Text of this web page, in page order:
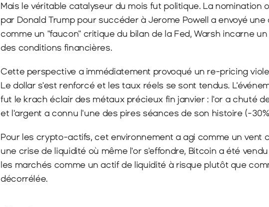
Mais le véritable catalyseur du mois fut politique. La nomination
par Donald Trump pour succéder à Jerome Powell a envoyé
comme un "faucon" critique du bilan de la Fed, Warsh incarne
des conditions financières.
Cette perspective a immédiatement provoqué un re-pricing
Le dollar s'est renforcé et les taux réels se sont tendus.
fut le krach éclair des métaux précieux fin janvier : l'or a chuté
et l'argent a connu l'une des pires séances de son histoire (-
Pour les crypto-actifs, cet environnement a agi comme un vent
une crise de liquidité où même l'or s'effondre, Bitcoin a été
les marchés comme un actif de liquidité à risque plutôt que
décorrélée.